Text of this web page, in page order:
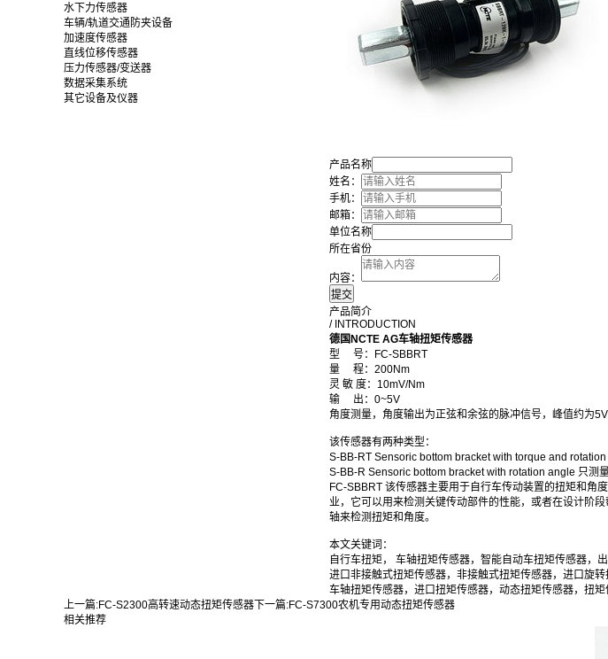
水下力传感器
车辆/轨道交通防夹设备
加速度传感器
直线位移传感器
压力传感器/变送器
数据采集系统
其它设备及仪器
产品名称
姓名：
手机：
邮箱：
单位名称
所在省份
内容：
产品简介
/ INTRODUCTION
德国NCTE AG车轴扭矩传感器
型 号：FC-SBBRT
量 程：200Nm
灵 敏 度：10mV/Nm
输 出：0~5V
角度测量，角度输出为正弦和余弦的脉冲信号，峰值约为5V
该传感器有两种类型：
S-BB-RT Sensoric bottom bracket with torque and
S-BB-R Sensoric bottom bracket with rotation angle 只测量
FC-SBBRT 该传感器主要用于自行车传动装置的扭矩和角
业，它可以用来检测关键传动部件的性能，或者在设计阶
轴来检测扭矩和角度。
本文关键词：
自行车扭矩， 车轴扭矩传感器，智能自动车扭矩传感器，
进口非接触式扭矩传感器，非接触式扭矩传感器，进口旋
车轴扭矩传感器，进口扭矩传感器，动态扭矩传感器，扭
上一篇:FC-S2300高转速动态扭矩传感器 下一篇:FC-S7300农机专用动态扭矩传感器
相关推荐